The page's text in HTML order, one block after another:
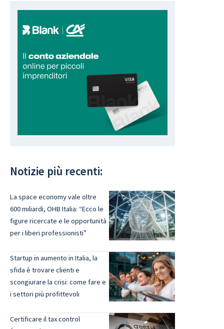
Notizie più recenti:
La space economy vale oltre
600 miliardi, OHB Italia: “Ecco le
figure ricercate e le opportunità
per i liberi professionisti”
Startup in aumento in Italia, la
sfida è trovare clienti e
scongiurare la crisi: come fare e
i settori più profittevoli
Certificare il tax control